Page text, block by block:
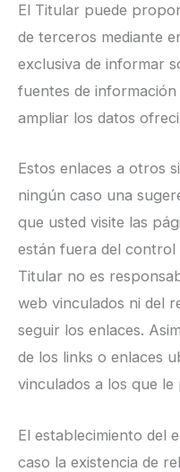
El Titular puede
de terceros mediante
exclusiva de informar
fuentes de
ampliar los datos
Estos enlaces a otros
ningún caso una
que usted visite las
están fuera del
Titular no es
web vinculados ni del
seguir los enlaces.
de los links o enlaces
vinculados a los que
El establecimiento del
caso la existencia de